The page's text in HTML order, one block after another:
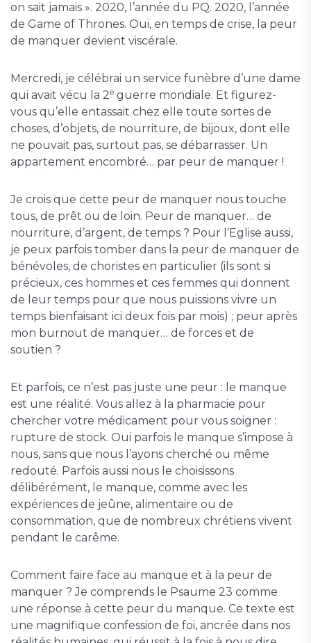
on sait jamais ». 2020, l’année du PQ. 2020, l’année
de Game of Thrones. Oui, en temps de crise, la peur
de manquer devient viscérale.
Mercredi, je célébrai un service funèbre d’une dame
qui avait vécu la 2e guerre mondiale. Et figurez-
vous qu’elle entassait chez elle toute sortes de
choses, d’objets, de nourriture, de bijoux, dont elle
ne pouvait pas, surtout pas, se débarrasser. Un
appartement encombré… par peur de manquer !
Je crois que cette peur de manquer nous touche
tous, de prêt ou de loin. Peur de manquer… de
nourriture, d’argent, de temps ? Pour l’Eglise aussi,
je peux parfois tomber dans la peur de manquer de
bénévoles, de choristes en particulier (ils sont si
précieux, ces hommes et ces femmes qui donnent
de leur temps pour que nous puissions vivre un
temps bienfaisant ici deux fois par mois) ; peur après
mon burnout de manquer… de forces et de
soutien ?
Et parfois, ce n’est pas juste une peur : le manque
est une réalité. Vous allez à la pharmacie pour
chercher votre médicament pour vous soigner :
rupture de stock. Oui parfois le manque s’impose à
nous, sans que nous l’ayons cherché ou même
redouté. Parfois aussi nous le choisissons
délibérément, le manque, comme avec les
expériences de jeûne, alimentaire ou de
consommation, que de nombreux chrétiens vivent
pendant le carême.
Comment faire face au manque et à la peur de
manquer ? Je comprends le Psaume 23 comme
une réponse à cette peur du manque. Ce texte est
une magnifique confession de foi, ancrée dans nos